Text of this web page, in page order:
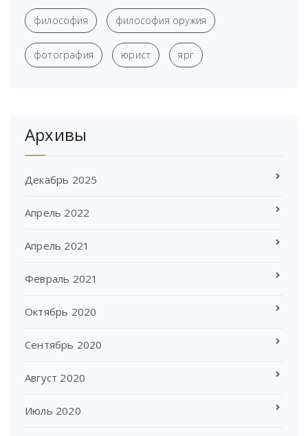
философия философия оружия
фотография юрист ярг
Архивы
Декабрь 2025
Апрель 2022
Апрель 2021
Февраль 2021
Октябрь 2020
Сентябрь 2020
Август 2020
Июль 2020